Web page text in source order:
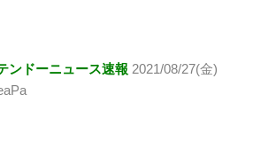
ンドーニュース速報 2021/08/27(金)